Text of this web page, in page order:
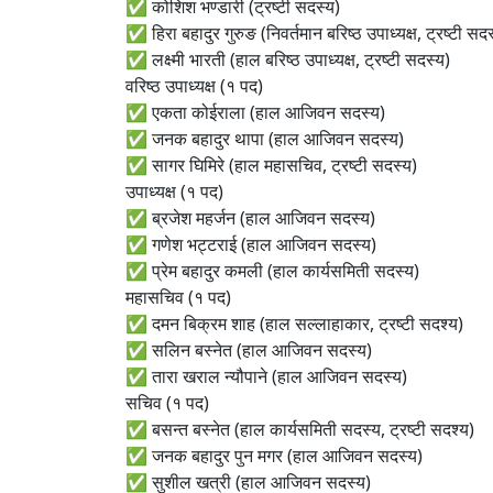
✅ कोशिश भण्डारी (ट्रष्टी सदस्य)
✅ हिरा बहादुर गुरुङ (निवर्तमान बरिष्ठ उपाध्यक्ष, ट्रष्टी
✅ लक्ष्मी भारती (हाल बरिष्ठ उपाध्यक्ष, ट्रष्टी सदस्य)
वरिष्ठ उपाध्यक्ष (१ पद)
✅ एकता कोईराला (हाल आजिवन सदस्य)
✅ जनक बहादुर थापा (हाल आजिवन सदस्य)
✅ सागर घिमिरे (हाल महासचिव, ट्रष्टी सदस्य)
उपाध्यक्ष (१ पद)
✅ ब्रजेश महर्जन (हाल आजिवन सदस्य)
✅ गणेश भट्टराई (हाल आजिवन सदस्य)
✅ प्रेम बहादुर कमली (हाल कार्यसमिती सदस्य)
महासचिव (१ पद)
✅ दमन बिक्रम शाह (हाल सल्लाहाकार, ट्रष्टी सदश्य)
✅ सलिन बस्नेत (हाल आजिवन सदस्य)
✅ तारा खराल न्यौपाने (हाल आजिवन सदस्य)
सचिव (१ पद)
✅ बसन्त बस्नेत (हाल कार्यसमिती सदस्य, ट्रष्टी सदश्य)
✅ जनक बहादुर पुन मगर (हाल आजिवन सदस्य)
✅ सुशील खत्री (हाल आजिवन सदस्य)